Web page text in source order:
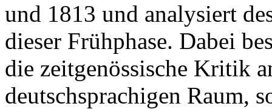
und 1813 und analysiert
dieser Frühphase. Dabei
die zeitgenössische Kritik
deutschsprachigen Raum,